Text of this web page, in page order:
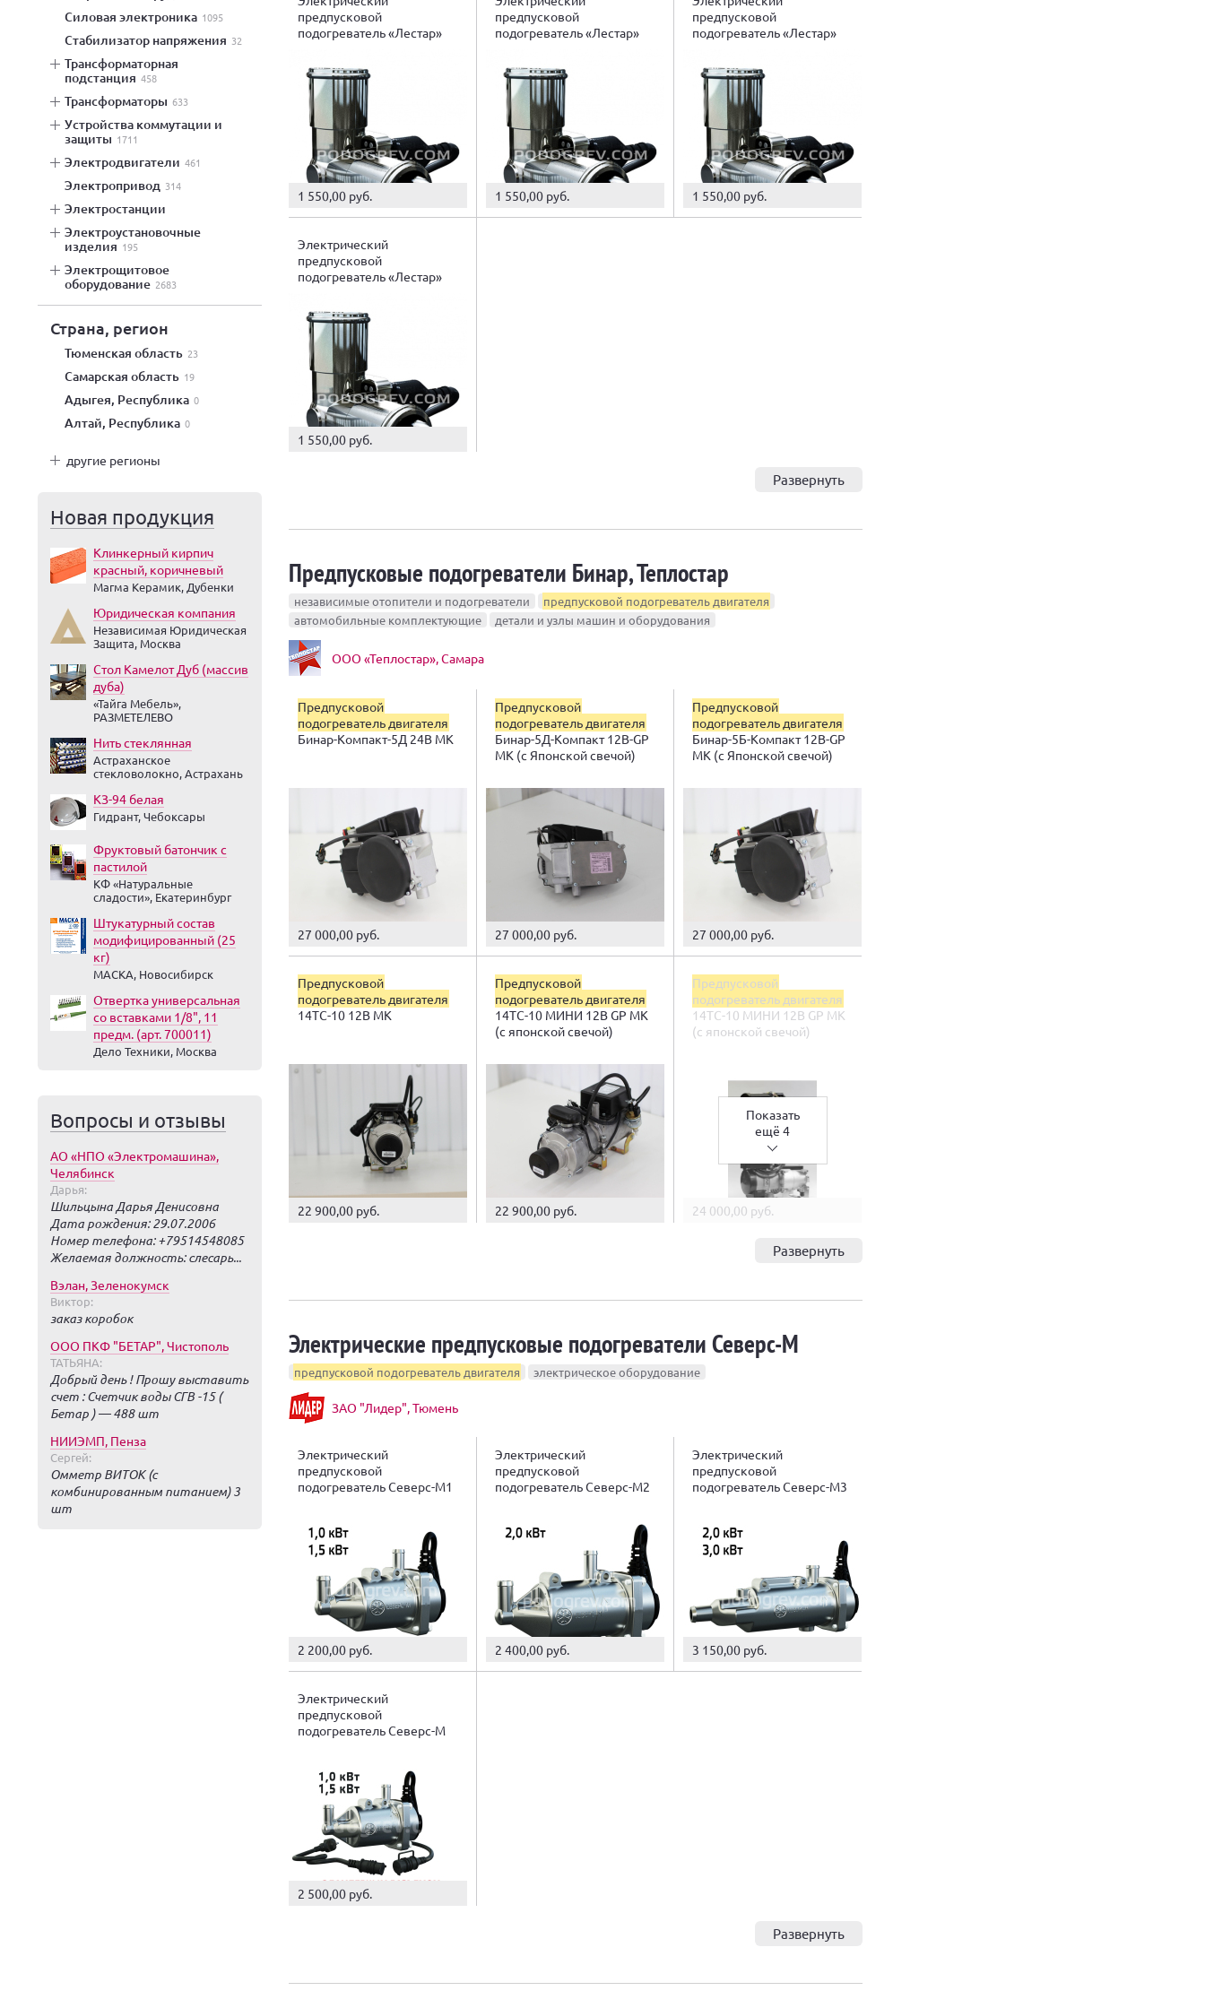
силовая электроника 1095
стабилизатор напряжения 32
трансформаторная
подстанция 458
трансформаторы 633
устройства коммутации и
защиты 1711
электродвигатели 461
электропривод 314
электростанции
электроустановочные
изделия 195
электрощитовое
оборудование 2683
Страна, регион
Тюменская область 23
Самарская область 19
Адыгея, Республика 0
Алтай, Республика 0
другие регионы
Новая продукция
Клинкерный кирпич
красный, коричневый
Магма Керамик, Дубенки
Юридическая компания
Независимая Юридическая
Защита, Москва
Стол Камелот Дуб (массив
дуба)
«Тайга Мебель»,
РАЗМЕТЕЛЕВО
Нить стеклянная
Астраханское
стекловолокно, Астрахань
КЗ-94 белая
Гидрант, Чебоксары
Фруктовый батончик с
пастилой
КФ «Натуральные
сладости», Екатеринбург
Штукатурный состав
модифицированный (25
кг)
МАСКА, Новосибирск
Отвертка универсальная
со вставками 1/8", 11
предм. (арт. 700011)
Дело Техники, Москва
Вопросы и отзывы
АО «НПО «Электромашина»,
Челябинск
Дарья:
Шильцына Дарья Денисовна
Дата рождения: 29.07.2006
Номер телефона: +79514548085
Желаемая должность: слесарь...
Вэлан, Зеленокумск
Виктор:
заказ коробок
ООО ПКФ "БЕТАР", Чистополь
ТАТЬЯНА:
Добрый день ! Прошу выставить
счет : Счетчик воды СГВ -15 (
Бетар ) — 488 шт
НИИЭМП, Пенза
Сергей:
Омметр ВИТОК (с
комбинированным питанием) 3
шт
предпусковой
подогреватель «Лестар»
1 550,00 руб.
предпусковой
подогреватель «Лестар»
1 550,00 руб.
предпусковой
подогреватель «Лестар»
1 550,00 руб.
Электрический
предпусковой
подогреватель «Лестар»
1 550,00 руб.
Развернуть
Предпусковые подогреватели Бинар, Теплостар
независимые отопители и подогреватели
предпусковой подогреватель двигателя
автомобильные комплектующие
детали и узлы машин и оборудования
ООО «Теплостар», Самара
Предпусковой
подогреватель двигателя
Бинар-Компакт-5Д 24В МК
27 000,00 руб.
Предпусковой
подогреватель двигателя
Бинар-5Д-Компакт 12В-GP
МК (с Японской свечой)
27 000,00 руб.
Предпусковой
подогреватель двигателя
Бинар-5Б-Компакт 12В-GP
МК (с Японской свечой)
27 000,00 руб.
Предпусковой
подогреватель двигателя
14ТС-10 12В МК
22 900,00 руб.
Предпусковой
подогреватель двигателя
14ТС-10 МИНИ 12В GP МК
(с японской свечой)
22 900,00 руб.
Предпусковой
подогреватель двигателя
14ТС-10 МИНИ 12В GP МК
(с японской свечой)
Показать
ещё 4
24 000,00 руб.
Развернуть
Электрические предпусковые подогреватели Северс-М
предпусковой подогреватель двигателя электрическое оборудование
ЗАО "Лидер", Тюмень
Электрический
предпусковой
подогреватель Северс-М1
2 200,00 руб.
Электрический
предпусковой
подогреватель Северс-М2
2 400,00 руб.
Электрический
предпусковой
подогреватель Северс-М3
3 150,00 руб.
Электрический
предпусковой
подогреватель Северс-М
2 500,00 руб.
Развернуть